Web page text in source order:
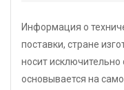
Информация о
поставки, стране
носит исключительно
основывается на